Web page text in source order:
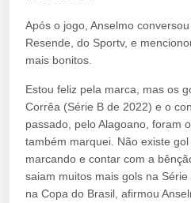
Após o jogo, Anselmo
Resende, do Sportv, e
mais bonitos.
Estou feliz pela marca, mas os
Corrêa (Série B de 2022) e o
passado, pelo Alagoano, foram
também marquei. Não existe
marcando e contar com a
saiam muitos mais gols na
na Copa do Brasil, afirmou